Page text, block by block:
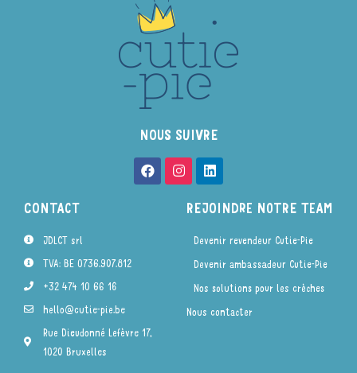
NOUS SUIVRE
CONTACT
JDLCT srl
TVA: BE 0736.907.812
+32 474 10 66 16
hello@cutie-pie.be
Rue Dieudonné Lefèvre 17,
1020 Bruxelles
REJOINDRE NOTRE TEAM
Devenir revendeur Cutie-Pie
Devenir ambassadeur Cutie-Pie
Nos solutions pour les crèches
Nous contacter